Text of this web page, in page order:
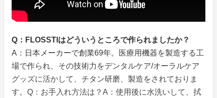
Q：FLOSSTIはどういうところで作られましたか？
A：日本メーカーで創業69年。医療用機器を製造する工
場で作られ、その技術力をデンタルケア/オーラルケア
グッズに活かして、チタン研磨、製造をされておりま
す。Q：お手入れ方法は？A：使用後に水洗いして、拭